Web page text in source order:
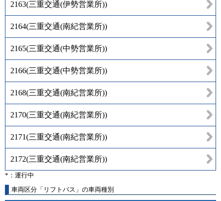
2163(三重交通(伊勢営業所))
2164(三重交通(南紀営業所))
2165(三重交通(中勢営業所))
2166(三重交通(中勢営業所))
2168(三重交通(南紀営業所))
2170(三重交通(南紀営業所))
2171(三重交通(南紀営業所))
2172(三重交通(南紀営業所))
*：運行中
車両区分「リフトバス」の車両種別